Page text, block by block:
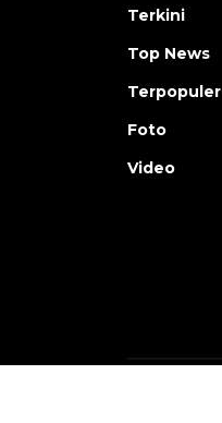
Terkini
Top News
Terpopuler
Foto
Video